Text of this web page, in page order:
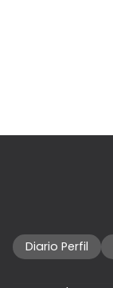
Diario Perfil